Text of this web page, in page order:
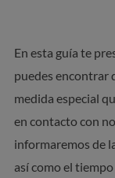
En esta guía te
puedes encontrar
medida especial
en contacto con
informaremos de
así como el tiempo